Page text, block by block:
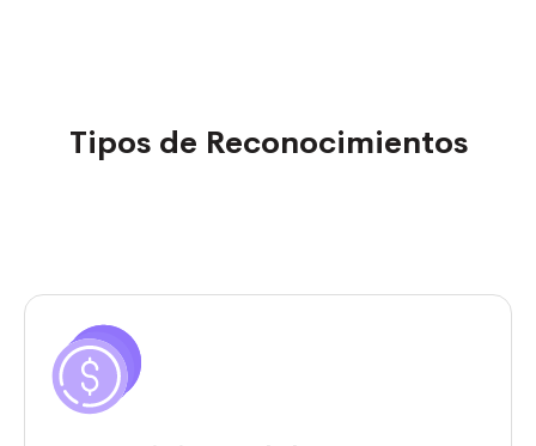
Tipos de Reconocimientos